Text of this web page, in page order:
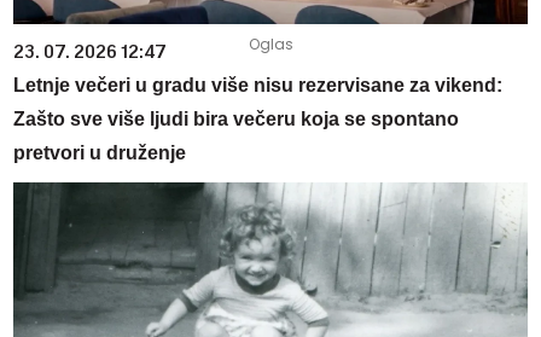
23. 07. 2026 12:47
Letnje večeri u gradu više nisu rezervisane za vikend:
Zašto sve više ljudi bira večeru koja se spontano
pretvori u druženje